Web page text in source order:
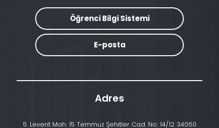
Öğrenci Bilgi Sistemi
E-posta
Adres
5. Levent Mah. 15 Temmuz Şehitler Cad. No: 14/12 34060